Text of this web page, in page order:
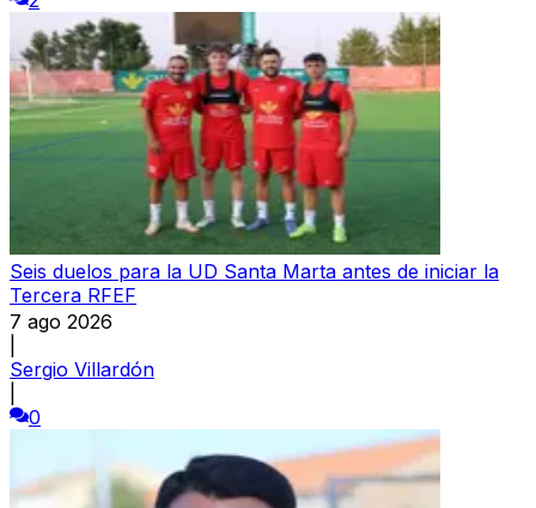
Seis duelos para la UD Santa Marta antes de iniciar la
Tercera RFEF
7 ago 2026
Sergio Villardón
0